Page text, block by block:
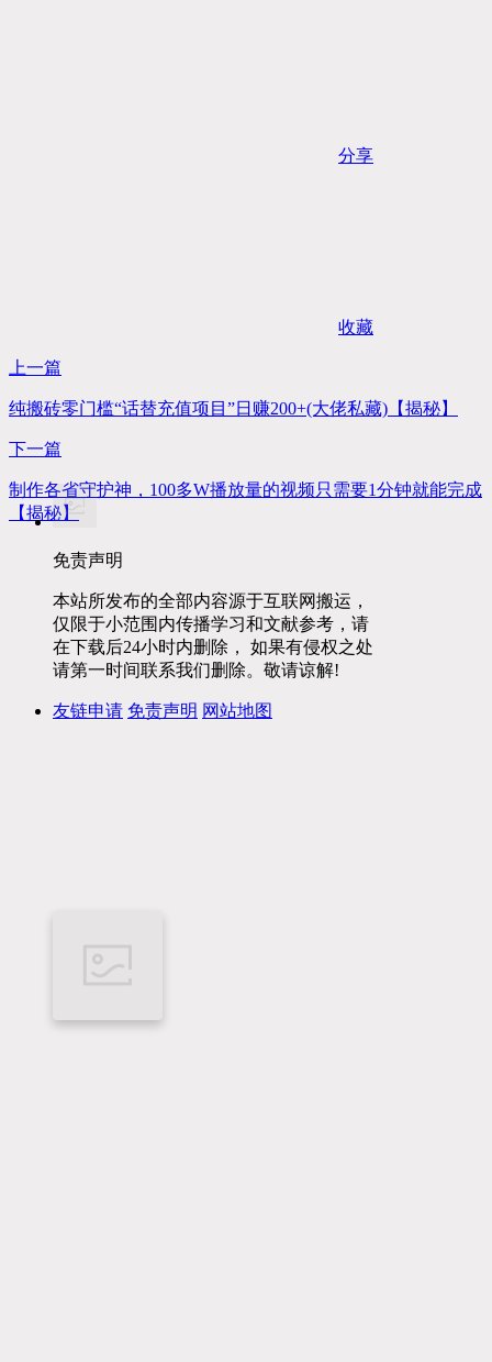
分享
收藏
上一篇
纯搬砖零门槛“话替充值项目”日赚200+(大佬私藏)【揭秘】
下一篇
制作各省守护神，100多W播放量的视频只需要1分钟就能完成
【揭秘】
免责声明
本站所发布的全部内容源于互联网搬运，
仅限于小范围内传播学习和文献参考，请
在下载后24小时内删除， 如果有侵权之处
请第一时间联系我们删除。敬请谅解!
友链申请 免责声明 网站地图